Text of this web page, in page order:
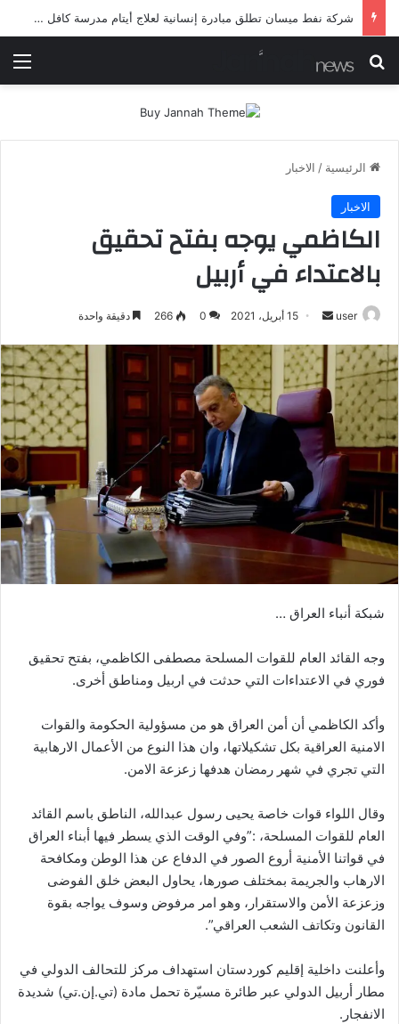
شرطة ميسان تلقي القبض على مطلقي العيارات النارية أثناء تشييع جنائزي في العمارة
بحث عن
الرئيسية / الاخبار
الاخبار
الكاظمي يوجه بفتح تحقيق
بالاعتداء في أربيل
user
أرسل
إلكترونيا
15 أبريل، 2021 0
266 دقيقة واحدة
شبكة أنباء العراق …
وجه القائد العام للقوات المسلحة مصطفى الكاظمي، بفتح تحقيق
فوري في الاعتداءات التي حدثت في اربيل ومناطق أخرى.
وأكد الكاظمي أن أمن العراق هو من مسؤولية الحكومة والقوات
الامنية العراقية بكل تشكيلاتها، وان هذا النوع من الأعمال الارهابية
التي تجري في شهر رمضان هدفها زعزعة الامن.
وقال اللواء قوات خاصة يحيى رسول عبدالله، الناطق باسم القائد
العام للقوات المسلحة، :”وفي الوقت الذي يسطر فيها أبناء العراق
في قواتنا الأمنية أروع الصور في الدفاع عن هذا الوطن ومكافحة
الارهاب والجريمة بمختلف صورها، يحاول البعض خلق الفوضى
وزعزعة الأمن والاستقرار، وهو امر مرفوض وسوف يواجه بقوة
القانون وتكاتف الشعب العراقي”.
وأعلنت داخلية إقليم كوردستان استهداف مركز للتحالف الدولي في
مطار أربيل الدولي عبر طائرة مسيّرة تحمل مادة (تي.إن.تي) شديدة
الانفجار.